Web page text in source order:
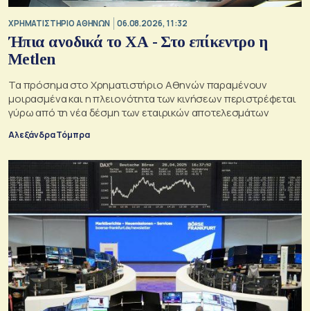
XΡΗΜΑΤΙΣΤΗΡΙΟ ΑΘΗΝΩΝ 06.08.2026, 11:32
Ήπια ανοδικά το ΧΑ - Στο επίκεντρο η
Metlen
Τα πρόσημα στο Χρηματιστήριο Αθηνών παραμένουν
μοιρασμένα και η πλειονότητα των κινήσεων περιστρέφεται
γύρω από τη νέα δέσμη των εταιρικών αποτελεσμάτων
Αλεξάνδρα Τόμπρα